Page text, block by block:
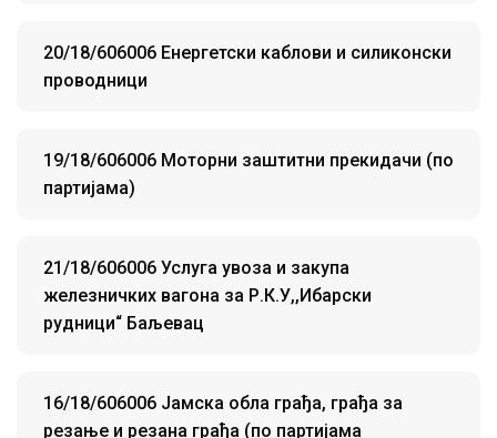
20/18/606006 Енергетски каблови и силиконски
проводници
19/18/606006 Моторни заштитни прекидачи (по
партијама)
21/18/606006 Услуга увоза и закупа
железничких вагона за Р.К.У,,Ибарски
рудници“ Баљевац
16/18/606006 Јамска обла грађа, грађа за
резање и резана грађа (по партијама